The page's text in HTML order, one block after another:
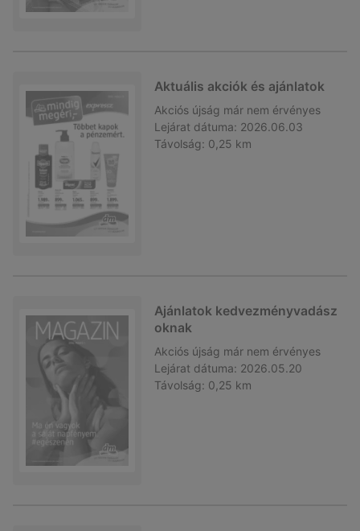
Aktuális akciók és ajánlatok
Akciós újság már nem érvényes
Lejárat dátuma: 2026.06.03
Távolság: 0,25 km
Ajánlatok kedvezményvadász
oknak
Akciós újság már nem érvényes
Lejárat dátuma: 2026.05.20
Távolság: 0,25 km